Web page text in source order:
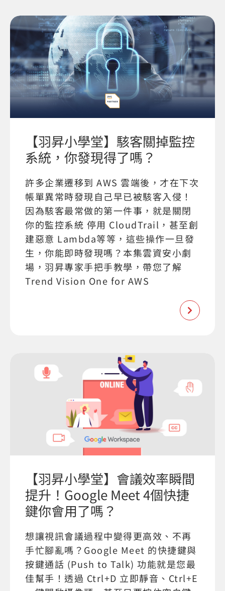
【羽昇小學堂】駭客關掉監控
系統，你發現得了嗎？
許多企業遷移到 AWS 雲端後，才在下次
帳單異常時發現自己早已被駭客入侵！
因為駭客最常做的第一件事，就是關閉
你的監控系統 停用 CloudTrail，甚至創
建惡意 Lambda等等，這些操作一旦發
生，你能即時發現嗎？本集雲資安小劇
場，羽昇專家手把手教學，帶您了解
Trend Vision One for AWS
【羽昇小學堂】會議效率瞬間
提升！Google Meet 4個快捷
鍵你會用了嗎？
想讓視訊會議過程中變得更高效、不再
手忙腳亂嗎？Google Meet 的快捷鍵與
按鍵通話 (Push to Talk) 功能就是您最
佳幫手！透過 Ctrl+D 立即靜音、Ctrl+E